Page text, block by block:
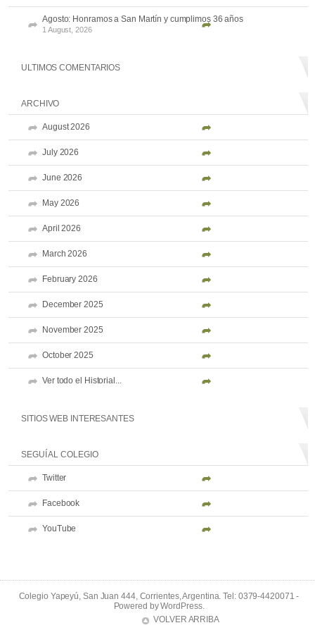
Agosto: Honramos a San Martín y cumplimos 36 años
1 August, 2026
ULTIMOS COMENTARIOS
ARCHIVO
August 2026
July 2026
June 2026
May 2026
April 2026
March 2026
February 2026
December 2025
November 2025
October 2025
Ver todo el Historial...
SITIOS WEB INTERESANTES
SEGUÍ AL COLEGIO
Twitter
Facebook
YouTube
Colegio Yapeyú, San Juan 444, Corrientes, Argentina. Tel: 0379-4420071 -
Powered byWordPress.
VOLVER ARRIBA